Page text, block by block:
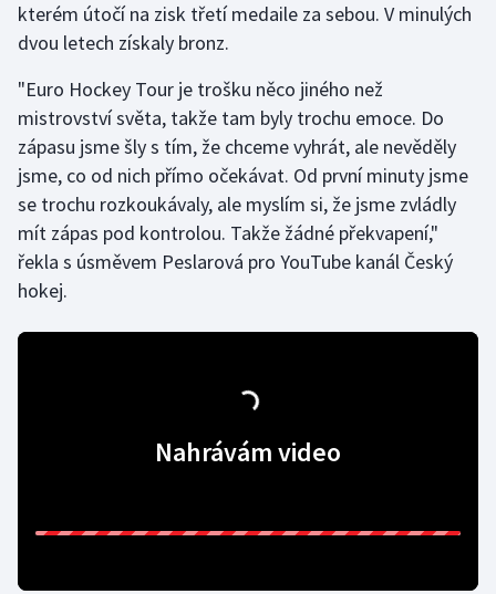
Házená
Jezdectví
Judo
Krasobruslení
Lezení
Lyže a snowboard
kterém útočí na zisk třetí medaile za sebou. V minulých
dvou letech získaly bronz.
"Euro Hockey Tour je trošku něco jiného než
mistrovství světa, takže tam byly trochu emoce. Do
zápasu jsme šly s tím, že chceme vyhrát, ale nevěděly
jsme, co od nich přímo očekávat. Od první minuty jsme
se trochu rozkoukávaly, ale myslím si, že jsme zvládly
mít zápas pod kontrolou. Takže žádné překvapení,"
řekla s úsměvem Peslarová pro YouTube kanál Český
hokej.
Nahrávám video